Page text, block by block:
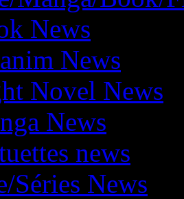
News
News
Novel News
News
news
Séries News